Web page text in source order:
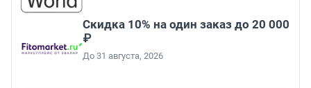
Скидка 10% на один заказ до 20 000
₽
До 31 августа, 2026